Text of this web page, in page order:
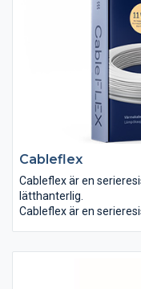
Cableflex
Cableflex är en
lätthanterlig.
Cableflex är en